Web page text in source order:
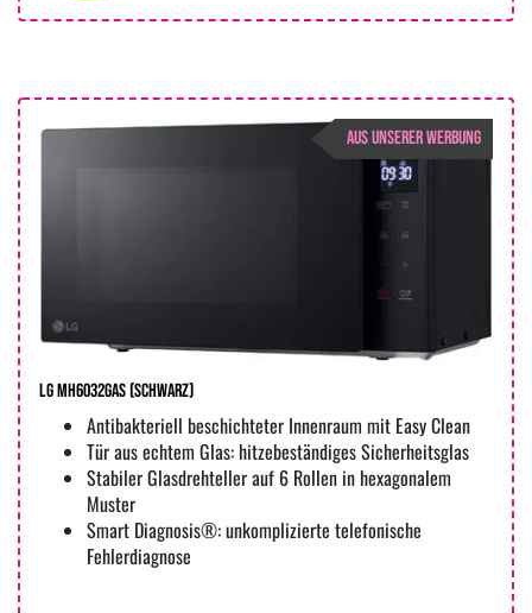
AUS UNSERER WERBUNG
LG MH6032GAS (Schwarz)
Antibakteriell beschichteter Innenraum mit Easy Clean
Tür aus echtem Glas: hitzebeständiges Sicherheitsglas
Stabiler Glasdrehteller auf 6 Rollen in hexagonalem
Muster
Smart Diagnosis®: unkomplizierte telefonische
Fehlerdiagnose